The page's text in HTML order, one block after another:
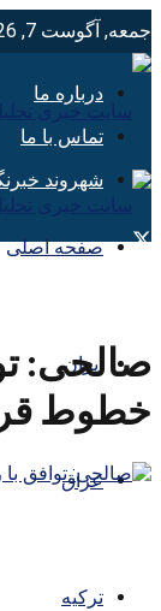
جمعه, آگوست 7, 2026
درباره ما
تماس با ما
شهروند
صفحه اصلی
ایران
عراق
ترکیه
صالحی:
خطوط